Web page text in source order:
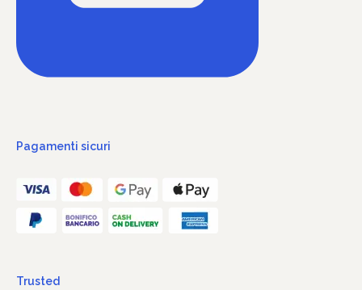
Pagamenti sicuri
Trusted